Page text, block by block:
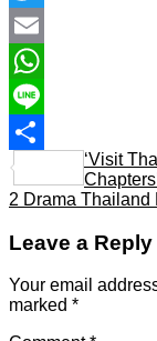
Twitter
Email
WhatsApp
Line
Share
‘Visit
2 Drama Thailand
Leave a Reply
Your email
marked *